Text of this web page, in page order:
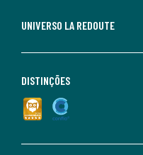
UNIVERSO LA REDOUTE
DISTINÇÕES